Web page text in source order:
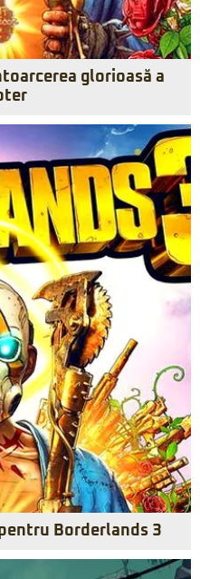
glorioasă a
Borderlands 3